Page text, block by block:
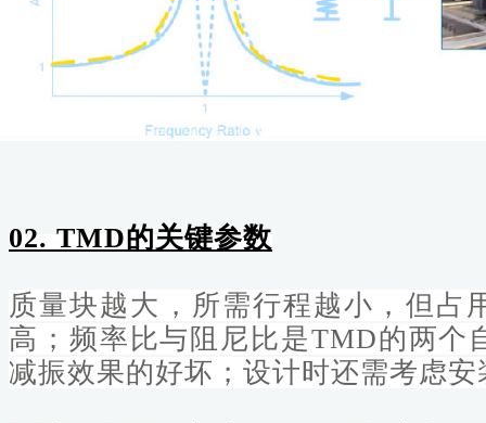
02. TMD的关键参数
质量块越大，所需行程越小，但占
高；频率比与阻尼比是TMD的两个
减振效果的好坏； 设计时还需考虑